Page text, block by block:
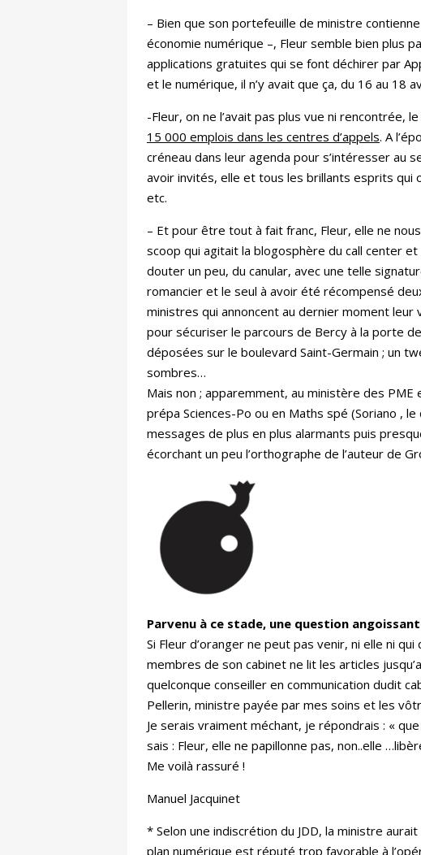
– Bien que son portefeuille de ministre
économie numérique –, Fleur semble bien plus
applications gratuites qui se font déchirer par
et le numérique, il n’y avait que ça, du 16 au 18
-Fleur, on ne l’avait pas plus vue ni rencontrée,
15 000 emplois dans les centres d’appels. A
créneau dans leur agenda pour s’intéresser au
avoir invités, elle et tous les brillants esprits qui
etc.
– Et pour être tout à fait franc, Fleur, elle ne
scoop qui agitait la blogosphère du call center
douter un peu, du canular, avec une telle
romancier et le seul à avoir été récompensé
ministres qui annoncent au dernier moment leur
pour sécuriser le parcours de Bercy à la porte
déposées sur le boulevard Saint-Germain ; un
sombres…
Mais non ; apparemment, au ministère des PME
prépa Sciences-Po ou en Maths spé (Soriano ,
messages de plus en plus alarmants puis
écorchant un peu l’orthographe de l’auteur de
Parvenu à ce stade, une question
Si Fleur d’oranger ne peut pas venir, ni elle ni
membres de son cabinet ne lit les articles
quelconque conseiller en communication dudit
Pellerin, ministre payée par mes soins et les
Je serais vraiment méchant, je répondrais : «
sais : Fleur, elle ne papillonne pas, non..elle
Me voilà rassuré !
Manuel Jacquinet
* Selon une indiscrétion du JDD, la ministre
plan numérique est réputé trop favorable à